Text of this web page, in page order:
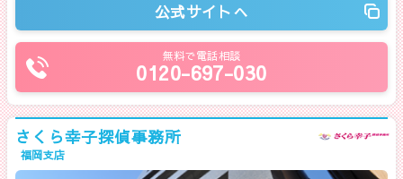
公式サイトへ
無料で電話相談
0120-697-030
さくら幸子探偵事務所
福岡支店